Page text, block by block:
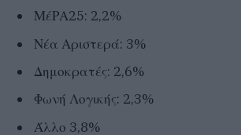
ΜέΡΑ25: 2,2%
Νέα Αριστερά: 3%
Δημοκρατές: 2,6%
Φωνή Λογικής: 2,3%
Άλλο 3,8%